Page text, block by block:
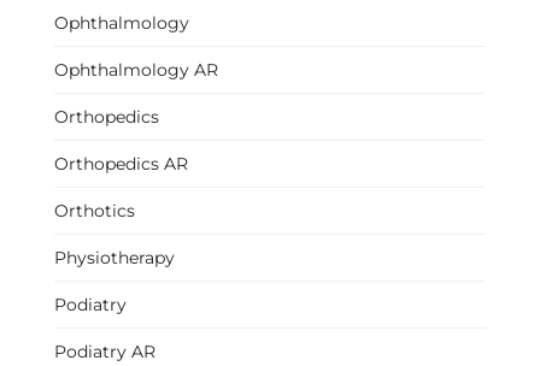
Ophthalmology
Ophthalmology AR
Orthopedics
Orthopedics AR
Orthotics
Physiotherapy
Podiatry
Podiatry AR